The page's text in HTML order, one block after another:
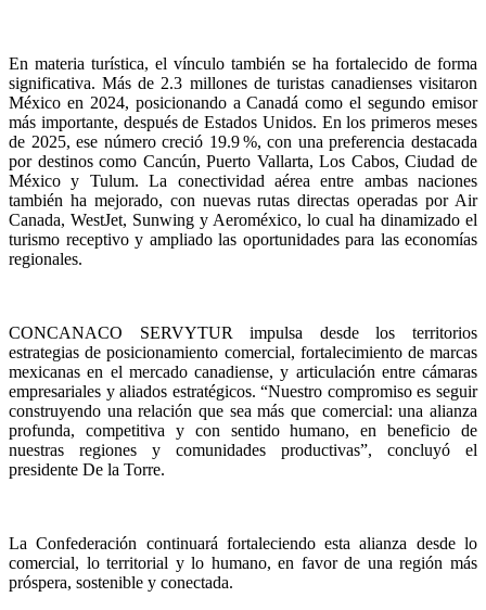
En materia turística, el vínculo también se ha fortalecido de forma
significativa. Más de 2.3 millones de turistas canadienses visitaron
México en 2024, posicionando a Canadá como el segundo emisor
más importante, después de Estados Unidos. En los primeros meses
de 2025, ese número creció 19.9 %, con una preferencia destacada
por destinos como Cancún, Puerto Vallarta, Los Cabos, Ciudad de
México y Tulum. La conectividad aérea entre ambas naciones
también ha mejorado, con nuevas rutas directas operadas por Air
Canada, WestJet, Sunwing y Aeroméxico, lo cual ha dinamizado el
turismo receptivo y ampliado las oportunidades para las economías
regionales.
CONCANACO SERVYTUR impulsa desde los territorios
estrategias de posicionamiento comercial, fortalecimiento de marcas
mexicanas en el mercado canadiense, y articulación entre cámaras
empresariales y aliados estratégicos. “Nuestro compromiso es seguir
construyendo una relación que sea más que comercial: una alianza
profunda, competitiva y con sentido humano, en beneficio de
nuestras regiones y comunidades productivas”, concluyó el
presidente De la Torre.
La Confederación continuará fortaleciendo esta alianza desde lo
comercial, lo territorial y lo humano, en favor de una región más
próspera, sostenible y conectada.